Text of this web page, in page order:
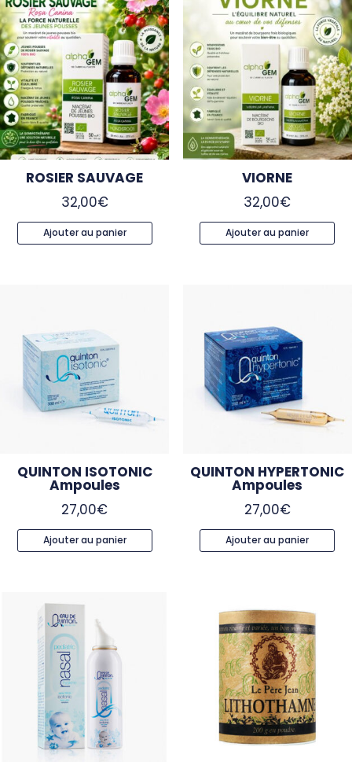
ROSIER SAUVAGE
32,00€
Ajouter au panier
VIORNE
32,00€
Ajouter au panier
QUINTON ISOTONIC
Ampoules
27,00€
Ajouter au panier
QUINTON HYPERTONIC
Ampoules
27,00€
Ajouter au panier